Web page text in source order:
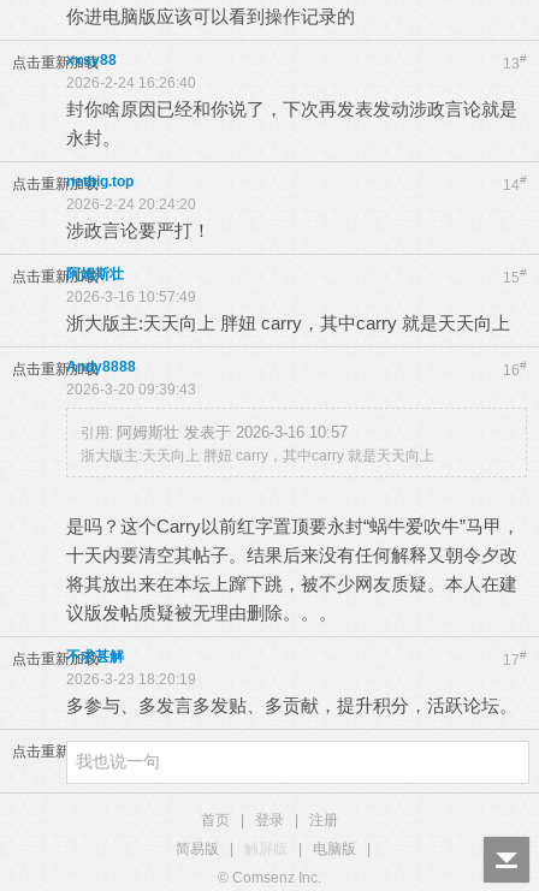
你进电脑版应该可以看到操作记录的
点击重新加载 13#
xxsy88
2026-2-24 16:26:40
封你啥原因已经和你说了，下次再发表发动涉政言论就是
永封。
点击重新加载 14#
netbig.top
2026-2-24 20:24:20
涉政言论要严打！
点击重新加载 15#
阿姆斯壮
2026-3-16 10:57:49
浙大版主:天天向上 胖妞 carry，其中carry 就是天天向上
点击重新加载 16#
Andy8888
2026-3-20 09:39:43
引用: 阿姆斯壮 发表于 2026-3-16 10:57
浙大版主:天天向上 胖妞 carry，其中carry 就是天天向上
是吗？这个Carry以前红字置顶要永封“蜗牛爱吹牛”马甲，
十天内要清空其帖子。结果后来没有任何解释又朝令夕改
将其放出来在本坛上蹿下跳，被不少网友质疑。本人在建
议版发帖质疑被无理由删除。。。
点击重新加载 17#
不求甚解
2026-3-23 18:20:19
多参与、多发言多发贴、多贡献，提升积分，活跃论坛。
点击重新加载
首页 登录
注册
简易版
触屏版 电脑版
© Comsenz Inc.